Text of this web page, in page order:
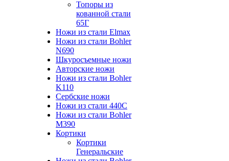
Топоры из
кованной стали
65Г
Ножи из стали Elmax
Ножи из стали Bohler
N690
Шкуросъемные ножи
Авторские ножи
Ножи из стали Bohler
K110
Сербские ножи
Ножи из стали 440С
Ножи из стали Bohler
M390
Кортики
Кортики
Генеральские